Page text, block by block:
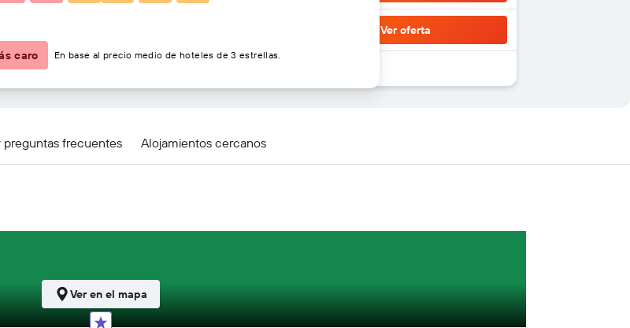
Ver oferta
preguntas frecuentes Alojamientos cercanos
Ver en el mapa
caro En base al precio medio de hoteles de 3 estrellas.